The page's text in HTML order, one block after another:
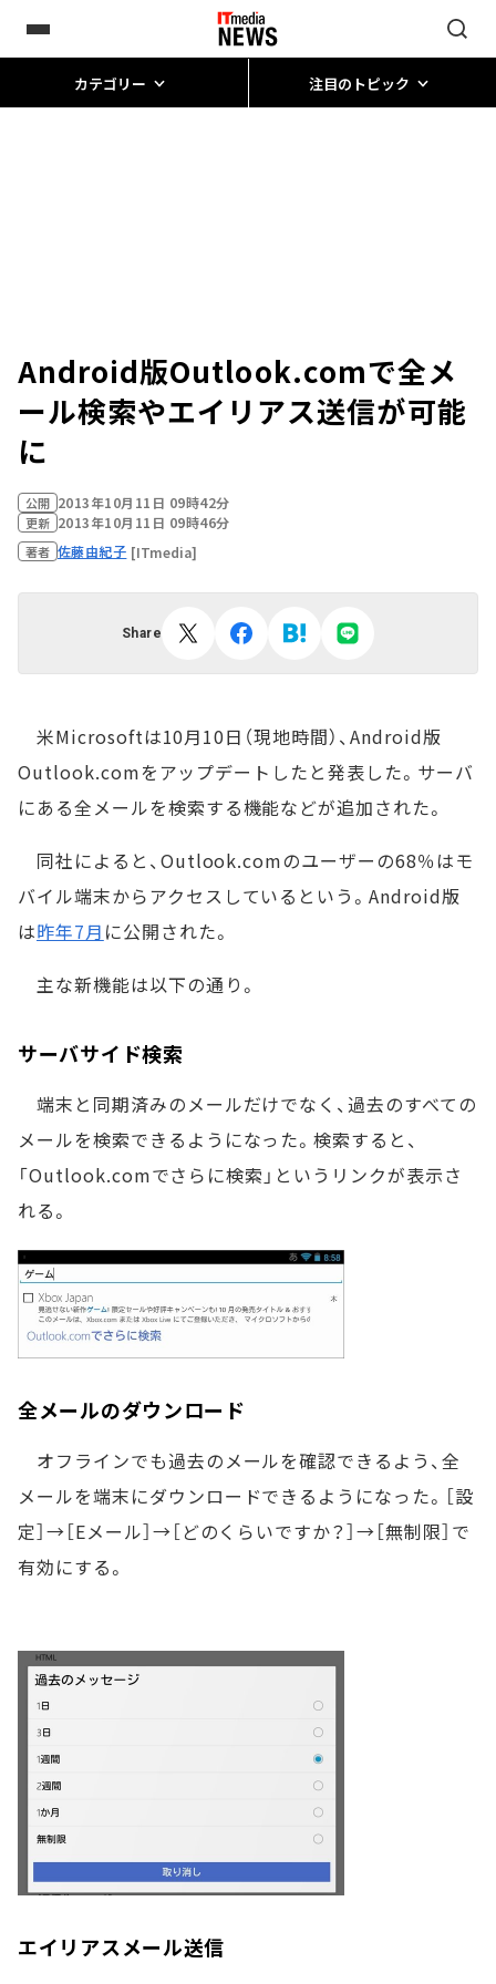
カテゴリー 注目のトピック
Android版Outlook.comで全メ
ール検索やエイリアス送信が可能
に
公開 2013年10月11日 09時42分
更新 2013年10月11日 09時46分
著者 佐藤由紀子 [ITmedia]
Share
米Microsoftは10月10日（現地時間）、Android版
Outlook.comをアップデートしたと発表した。サーバ
にある全メールを検索する機能などが追加された。
同社によると、Outlook.comのユーザーの68％はモ
バイル端末からアクセスしているという。Android版
は昨年7月 に公開された。
主な新機能は以下の通り。
サーバサイド検索
端末と同期済みのメールだけでなく、過去のすべての
メールを検索できるようになった。検索すると、
「Outlook.comでさらに検索」というリンクが表示さ
れる。
全メールのダウンロード
オフラインでも過去のメールを確認できるよう、全
メールを端末にダウンロードできるようになった。［設
定］→［Eメール］→［どのくらいですか？］→［無制限］で
有効にする。
エイリアスメール送信